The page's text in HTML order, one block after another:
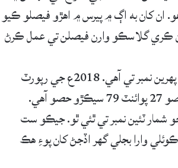
هو. ان کان به اڳ ۾ پيرس ۾ اهڙو فيصلو ڪيو
ڪري گلاسڪو وارن فيصلن تي عمل ڪرڻ
هن وقت دنيا ۾ سڀ کان وڌيڪ ڪاربان پيدا ڪندڙ ملڪن ۾ چين پهرين نمبر تي آهي. 2018ع جي رپورٽ
موجب عالمي سطح تي ماحول ۾ ڪاربان جي اخراج ۾ چين جو حصو 27 پوائنٽ 79 سيڪڙو حصو آهي.
حصو آهي. انڊيا جو شمار ٽئين نمبر تي ٿئي ٿو. جيڪو ست
ڪوئلي وارا بجلي گهر اڏجڻ کان پوءِ هڪ